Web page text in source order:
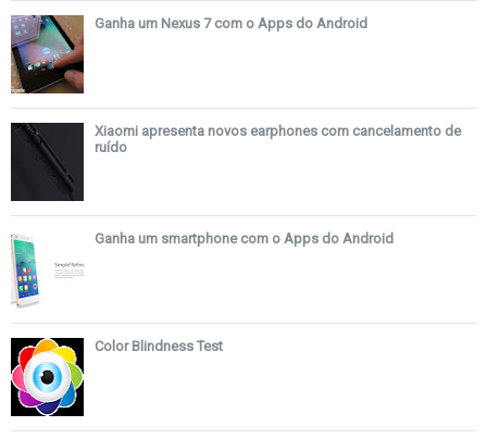
Ganha um Nexus 7 com o Apps do Android
Xiaomi apresenta novos earphones com cancelamento de
ruído
Ganha um smartphone com o Apps do Android
Color Blindness Test